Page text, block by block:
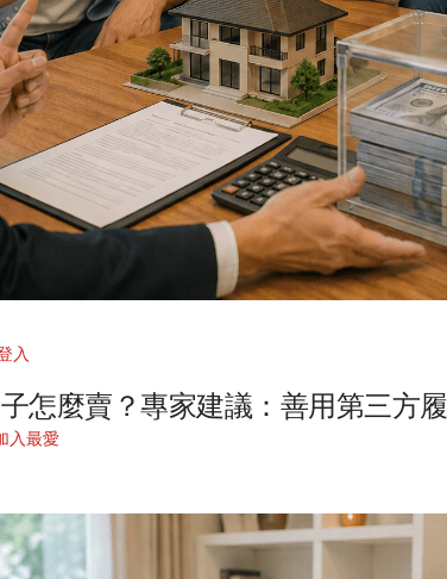
入
怎麼賣？專家建議：善用第三方
入最愛